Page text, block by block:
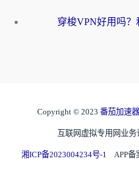
Copyright © 2023 番茄加速器
互联网虚拟专用网业
湘ICP备2023004234号-1 APP备